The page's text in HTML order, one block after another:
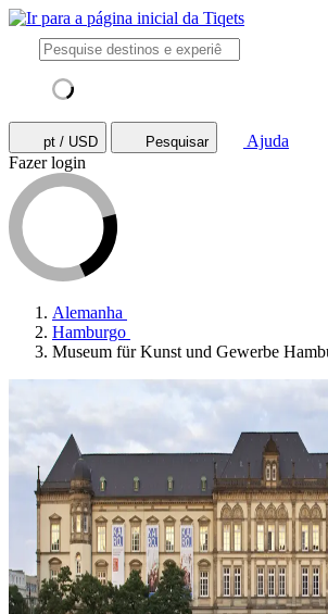
pt / USD Pesquisar
Ajuda
Fazer login
Alemanha
Hamburgo
Museum für Kunst und Gewerbe